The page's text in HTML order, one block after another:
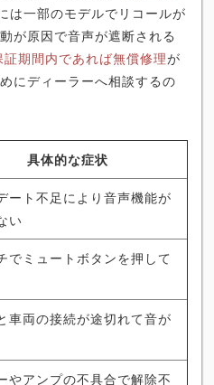
は一部のモデルでリコールが
が原因で音声が遮断される
証期間内であれば無償修理が
にディーラーへ相談するの
具体的な症状
ート不足により音声機能が
い
でミュートボタンを押して
車両の接続が途切れて音が
やアンプの不具合で解除不